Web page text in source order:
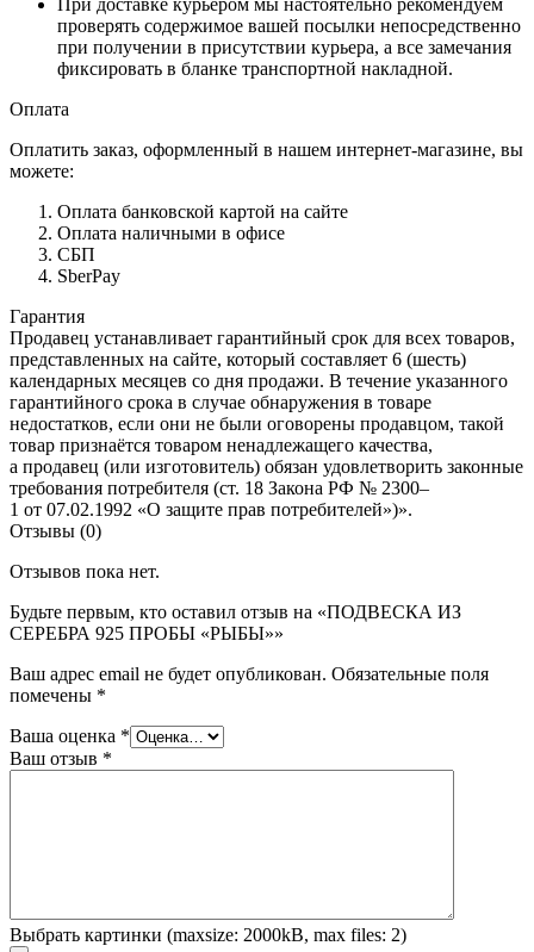
проверять содержимое вашей посылки непосредственно
при получении в присутствии курьера, а все замечания
фиксировать в бланке транспортной накладной.
Оплата
Оплатить заказ, оформленный в нашем интернет-магазине, вы
можете:
Оплата банковской картой на сайте
Оплата наличными в офисе
СБП
SberPay
Гарантия
Продавец устанавливает гарантийный срок для всех товаров,
представленных на сайте, который составляет 6 (шесть)
календарных месяцев со дня продажи. В течение указанного
гарантийного срока в случае обнаружения в товаре
недостатков, если они не были оговорены продавцом, такой
товар признаётся товаром ненадлежащего качества,
а продавец (или изготовитель) обязан удовлетворить законные
требования потребителя (ст. 18 Закона РФ № 2300–
1 от 07.02.1992 «О защите прав потребителей»)».
Отзывы (0)
Отзывов пока нет.
Будьте первым, кто оставил отзыв на «ПОДВЕСКА ИЗ
СЕРЕБРА 925 ПРОБЫ «РЫБЫ»»
Ваш адрес email не будет опубликован. Обязательные поля
помечены *
Ваша оценка *
Ваш отзыв *
Выбрать картинки (maxsize: 2000kB, max files: 2)